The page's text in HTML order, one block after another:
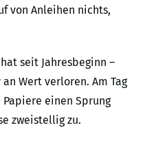
von Anleihen nichts,
seit Jahresbeginn –
Wert verloren. Am Tag
einen Sprung
zweistellig zu.